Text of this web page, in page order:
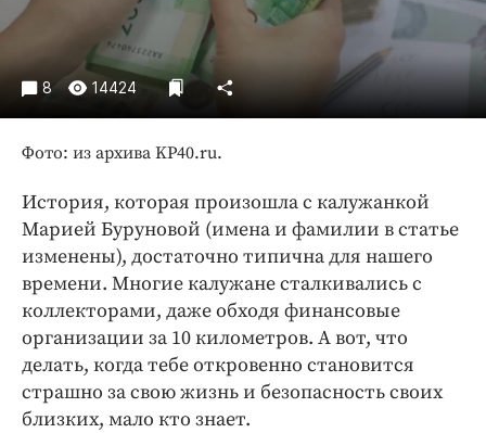
ПРОЕКТЫ
Блоги
Издания
Интересное чтиво
Клиника года
Бренд года
Работодатель года
8 14424
Фото: из архива KP40.ru.
История, которая произошла с калужанкой
Марией Буруновой (имена и фамилии в статье
изменены), достаточно типична для нашего
времени. Многие калужане сталкивались с
коллекторами, даже обходя финансовые
организации за 10 километров. А вот, что
делать, когда тебе откровенно становится
страшно за свою жизнь и безопасность своих
близких, мало кто знает.